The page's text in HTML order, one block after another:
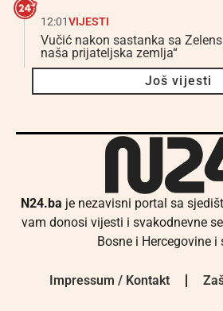
12:01VIJESTI
Vučić nakon sastanka sa
naša prijateljska zemlja“
Još vijesti
N24.ba je nezavisni portal sa
vam donosi vijesti i svakodnevne
Bosne i Hercegovine i
Impressum / Kontakt